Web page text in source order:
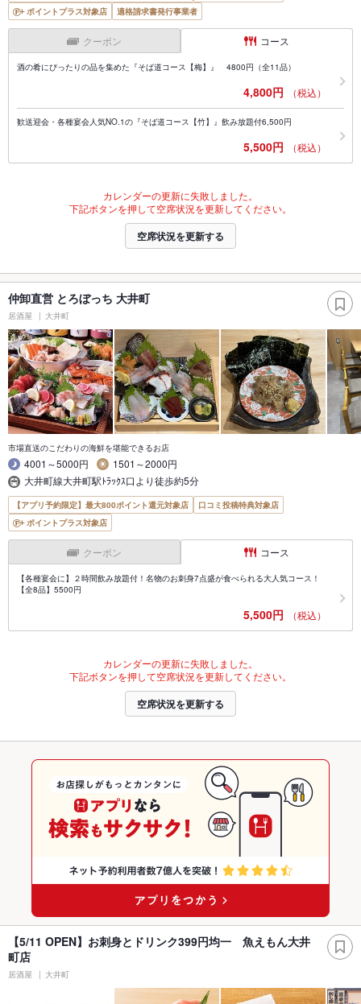
ポイントプラス対象店
適格請求書発行事業者
クーポン コース
酒の肴にぴったりの品を集めた『そば道コース【梅】』 4800円（全11品）
4,800円 （税込）
歓送迎会・各種宴会人気NO.1の『そば道コース【竹】』飲み放題付6,500円
5,500円 （税込）
カレンダーの更新に失敗しました。
下記ボタンを押して空席状況を更新してください。
空席状況を更新する
仲卸直営 とろぼっち 大井町
居酒屋 大井町
市場直送のこだわりの海鮮を堪能できるお店
4001～5000円
1501～2000円
大井町線大井町駅ﾄﾗｯｸｽ口より徒歩約5分
【アプリ予約限定】最大800ポイント還元対象店
口コミ投稿特典対象店
ポイントプラス対象店
クーポン コース
【各種宴会に】２時間飲み放題付！名物のお刺身7点盛が食べられる大人気コース！
【全8品】5500円
5,500円 （税込）
カレンダーの更新に失敗しました。
下記ボタンを押して空席状況を更新してください。
空席状況を更新する
【5/11 OPEN】お刺身とドリンク399円均一 魚えもん大井
町店
居酒屋 大井町